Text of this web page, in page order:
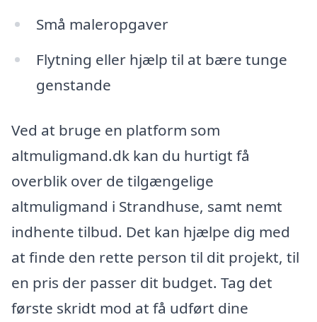
Små maleropgaver
Flytning eller hjælp til at bære tunge
genstande
Ved at bruge en platform som
altmuligmand.dk kan du hurtigt få
overblik over de tilgængelige
altmuligmand i Strandhuse, samt nemt
indhente tilbud. Det kan hjælpe dig med
at finde den rette person til dit projekt, til
en pris der passer dit budget. Tag det
første skridt mod at få udført dine